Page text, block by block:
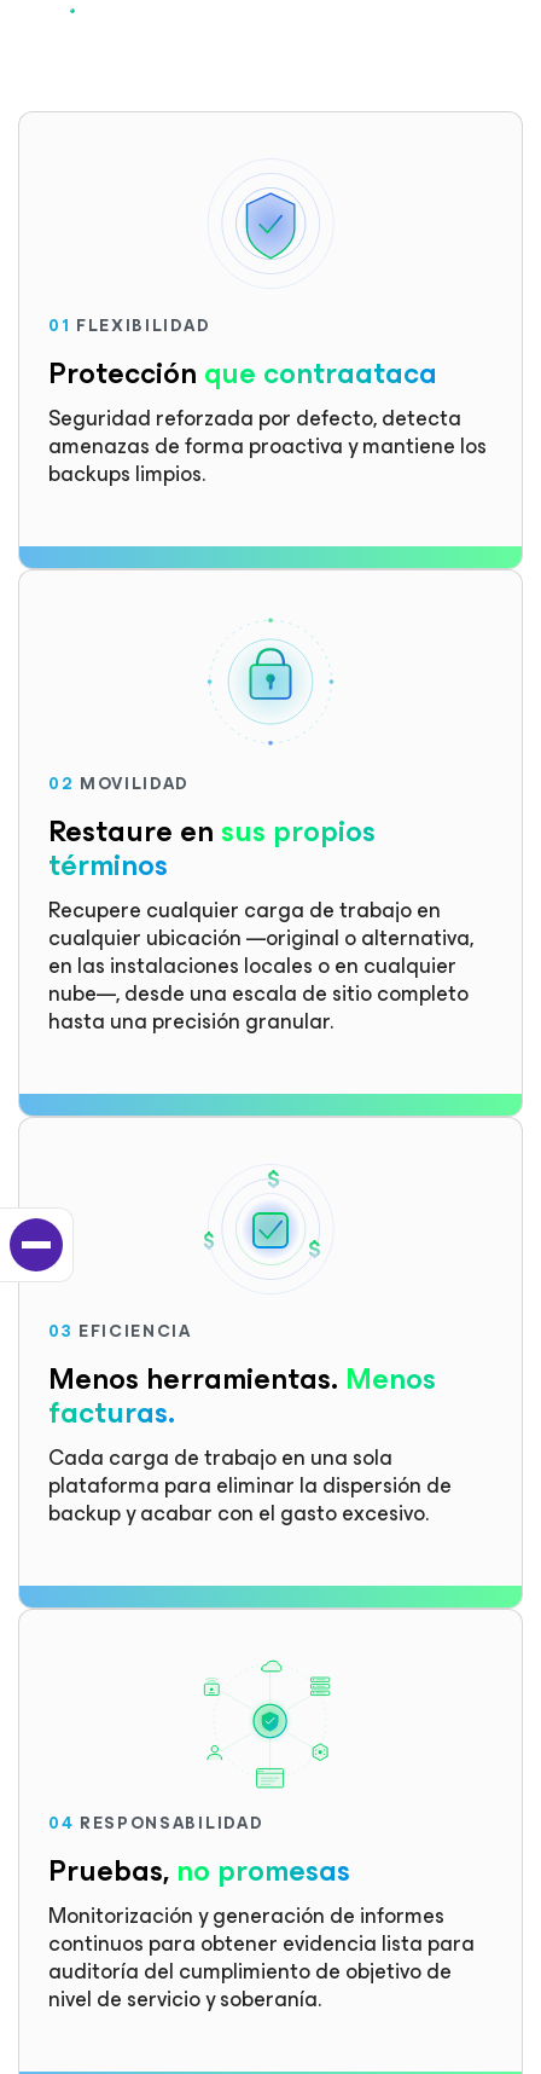
01 FLEXIBILIDAD
Protección que contraataca
Seguridad reforzada por defecto, detecta
amenazas de forma proactiva y mantiene los
backups limpios.
02 MOVILIDAD
Restaure ensus propios
términos
Recupere cualquier carga de trabajo en
cualquier ubicación —original o alternativa,
en las instalaciones locales o en cualquier
nube—, desde una escala de sitio completo
hasta una precisión granular.
03 EFICIENCIA
Menos herramientas. Menos
facturas.
Cada carga de trabajo en una sola
plataforma para eliminar la dispersión de
backup y acabar con el gasto excesivo.
04 RESPONSABILIDAD
Pruebas, no promesas
Monitorización y generación de informes
continuos para obtener evidencia lista para
auditoría del cumplimiento de objetivo de
nivel de servicio y soberanía.